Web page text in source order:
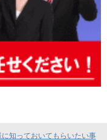
に知っておいてもらいたい事